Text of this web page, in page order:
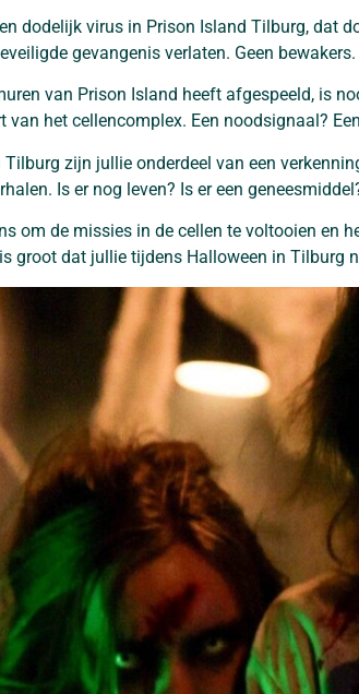
dodelijk virus in Prison Island Tilburg, dat
gevangenis verlaten. Geen
van Prison Island heeft afgespeeld, is
het cellencomplex. Een noodsignaal?
zijn jullie onderdeel van een
Is er nog leven? Is er een
om de missies in de cellen te voltooien en
groot dat jullie tijdens Halloween in Tilburg